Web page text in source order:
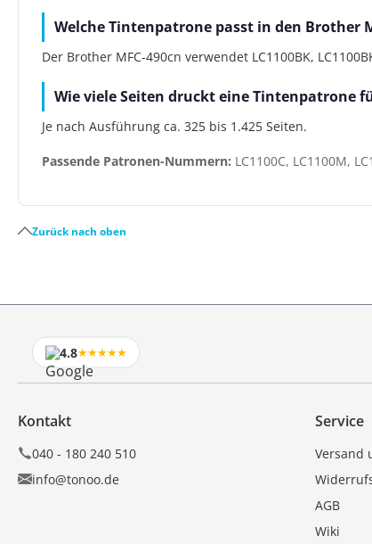
Welche Tintenpatrone passt in den Brother
Der Brother MFC-490cn verwendet LC1100BK,
Wie viele Seiten druckt eine Tintenpatrone
Je nach Ausführung ca. 325 bis 1.425 Seiten.
Passende Patronen-Nummern: LC1100C, LC1100M,
Zurück nach oben
4.8★★★★★
Kontakt
040 - 180 240 510
info@tonoo.de
Service
Versand
AGB
Wiki